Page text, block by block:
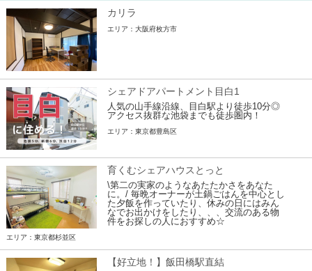
カリラ
エリア：大阪府枚方市
シェアドアパートメント目白1
人気の山手線沿線、目白駅より徒歩10分◎
アクセス抜群な池袋までも徒歩圏内！
エリア：東京都豊島区
育くむシェアハウスとっと
\第二の実家のようなあたたかさをあなた
に。/ 毎晩オーナーが土鍋ごはんを中心とし
た夕飯を作っていたり、休みの日にはみん
なでお出かけをしたり、、、交流のある物
件をお探しの人におすすめ☆
エリア：東京都杉並区
【好立地！】飯田橋駅直結